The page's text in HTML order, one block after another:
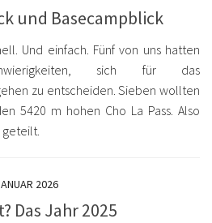
und Basecampblick
Und einfach. Fünf von uns hatten
sich für das
zu entscheiden. Sieben wollten
5420 m hohen Cho La Pass. Also
geteilt.
2026
Das Jahr 2025